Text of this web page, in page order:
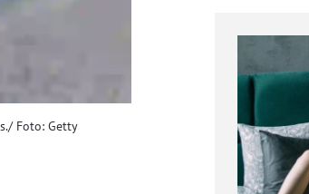
Foto: Getty